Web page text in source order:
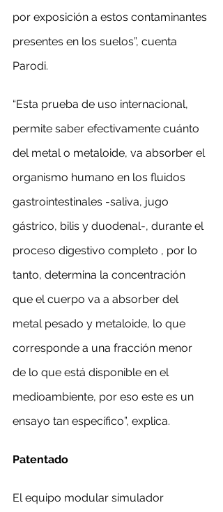
por exposición a estos contaminantes
presentes en los suelos”, cuenta
Parodi.
“Esta prueba de uso internacional,
permite saber efectivamente cuánto
del metal o metaloide, va absorber el
organismo humano en los fluidos
gastrointestinales -saliva, jugo
gástrico, bilis y duodenal-, durante el
proceso digestivo completo , por lo
tanto, determina la concentración
que el cuerpo va a absorber del
metal pesado y metaloide, lo que
corresponde a una fracción menor
de lo que está disponible en el
medioambiente, por eso este es un
ensayo tan específico”, explica.
Patentado
El equipo modular simulador